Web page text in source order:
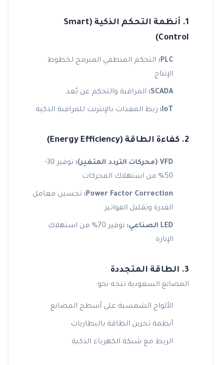
1. أنظمة التحكم الذكية (Smart
Control)
PLC:
التحكم المنطقي المبرمج لخطوط
الإنتاج
SCADA: المراقبة والتحكم عن بُعد
IoT: ربط المعدات بالإنترنت للمراقبة الذكية
2. كفاءة الطاقة (Energy Efficiency)
VFD (محركات التردد المتغير):
توفير 30-
50% من استهلاك المحركات
Power Factor Correction:
تحسين معامل
القدرة وتقليل الفواتير
LED الصناعي:
توفير 70% من استهلاك
الإنارة
3. الطاقة المتجددة
المصانع السعودية تتجه نحو:
الألواح الشمسية على أسطح المصانع
أنظمة تخزين الطاقة بالبطاريات
الربط مع شبكة الكهرباء الذكية